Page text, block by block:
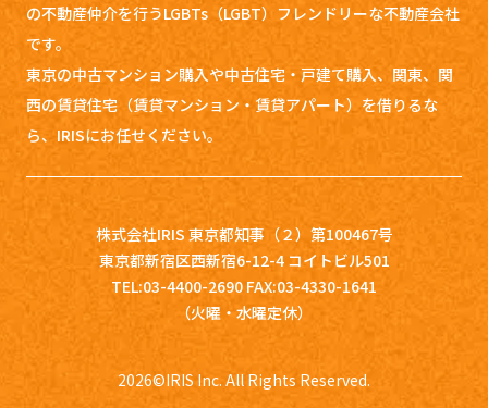
の不動産仲介を行うLGBTs（LGBT）フレンドリーな不動産会社
です。
東京の中古マンション購入や中古住宅・戸建て購入、関東、関
西の賃貸住宅（賃貸マンション・賃貸アパート）を借りるな
ら、IRISにお任せください。
株式会社IRIS 東京都知事（２）第100467号
東京都新宿区西新宿6-12-4 コイトビル501
TEL:03-4400-2690 FAX:03-4330-1641
（火曜・水曜定休）
2026©IRIS Inc. All Rights Reserved.